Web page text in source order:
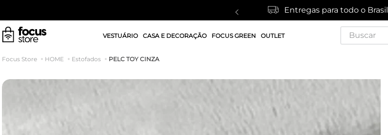
Entregas para todo o Brasil
VESTUÁRIO CASA E DECORAÇÃO FOCUS GREEN OUTLET
Buscar
HOME Estofados PELC TOY CINZA